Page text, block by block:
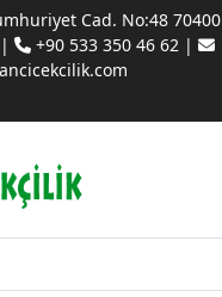
Cad. No:48 70400
+90 533 350 46 62 |